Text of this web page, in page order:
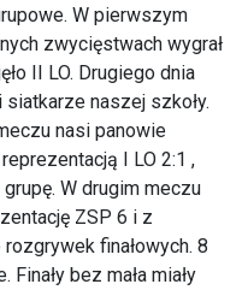
W pierwszym
zwycięstwach wygrał
II LO. Drugiego dnia
naszej szkoły.
nasi panowie
I LO 2:1 ,
W drugim meczu
ZSP 6 i z
finałowych. 8
Finały bez mała miały